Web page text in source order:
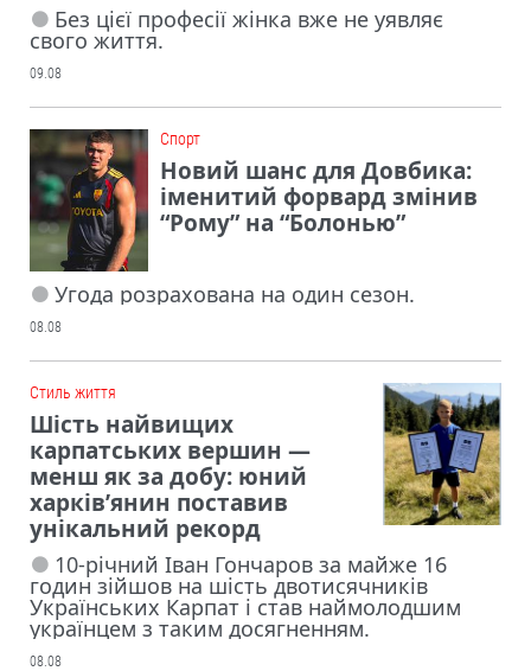
Без цієї професії жінка вже не уявляє
свого життя.
09.08
Cпорт
Новий шанс для Довбика:
іменитий форвард змінив
“Рому” на “Болонью”
Угода розрахована на один сезон.
08.08
Cтиль життя
Шість найвищих
карпатських вершин —
менш як за добу: юний
харків’янин поставив
унікальний рекорд
10-річний Іван Гончаров за майже 16
годин зійшов на шість двотисячників
Українських Карпат і став наймолодшим
українцем з таким досягненням.
08.08